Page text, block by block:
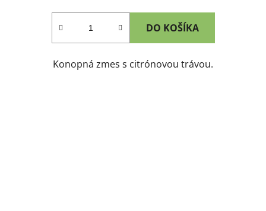
DO KOŠÍKA
Konopná zmes s citrónovou trávou.